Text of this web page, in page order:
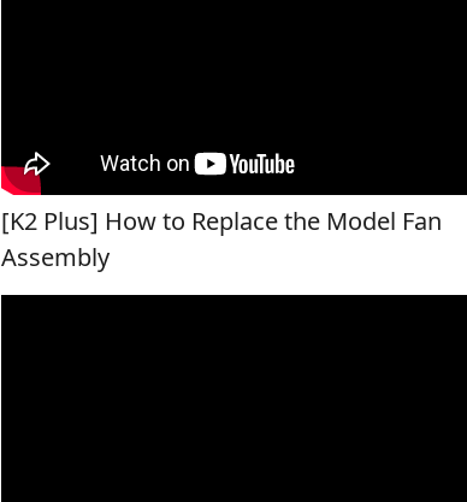
[K2 Plus] How to Replace the Model Fan
Assembly